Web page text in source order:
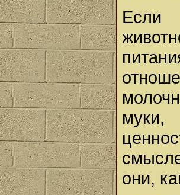
Если
муки,
они,